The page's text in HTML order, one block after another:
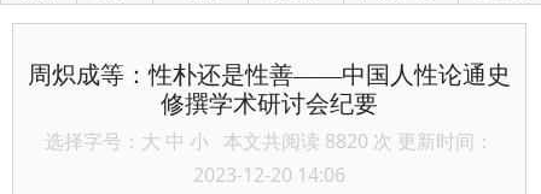
周炽成等：性朴还是性善——中国人性论通史
修撰学术研讨会纪要
选择字号： 大 中 小 本文共阅读 8820 次 更新时间：
2023-12-20 14:06